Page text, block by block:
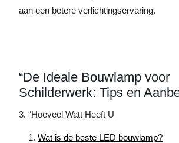
aan een betere verlichtingservaring.
“De Ideale Bouwlamp voor
Schilderwerk: Tips en
3. “Hoeveel Watt Heeft U
Wat is de beste LED bouwlamp?